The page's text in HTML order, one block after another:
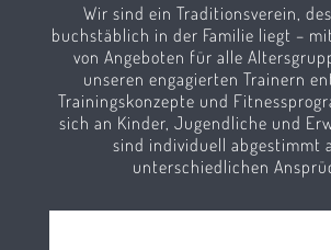
Wir sind ein Traditionsverein,
buchstäblich in der Familie liegt –
von Angeboten für alle
unseren engagierten Trainern
Trainingskonzepte und
sich an Kinder, Jugendliche und
sind individuell abgestimmt
unterschiedlichen